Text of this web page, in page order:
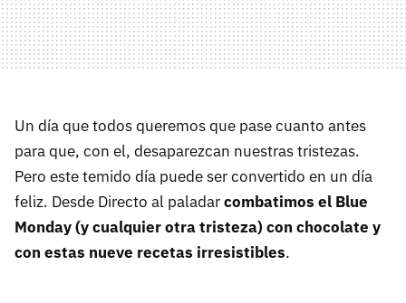
Un día que todos queremos que pase cuanto antes
para que, con el, desaparezcan nuestras tristezas.
Pero este temido día puede ser convertido en un día
feliz. Desde Directo al paladarcombatimos el Blue
Monday (y cualquier otra tristeza) con chocolate y
con estas nueve recetas irresistibles.